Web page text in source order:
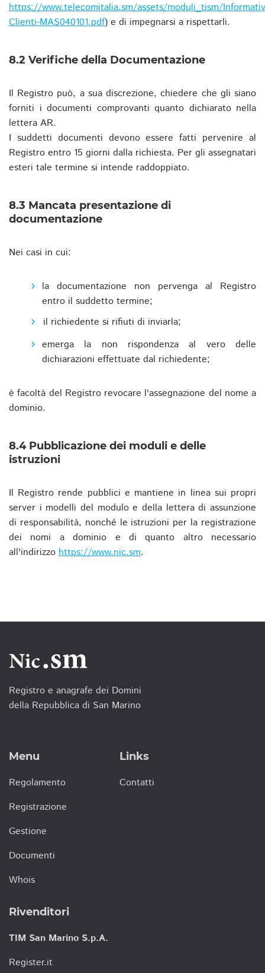
https://www.telecomitalia.sm/assets/moduli_tism/
Clienti-MAS040101.pdf) e di impegnarsi a rispettarli.
8.2 Verifiche della Documentazione
Il Registro può, a sua discrezione, chiedere che gli siano
forniti i documenti comprovanti quanto dichiarato nella
lettera AR.
I suddetti documenti devono essere fatti pervenire al
Registro entro 15 giorni dalla richiesta. Per gli assegnatari
esteri tale termine si intende raddoppiato.
8.3 Mancata presentazione di
documentazione
Nei casi in cui:
la documentazione non pervenga al Registro
entro il suddetto termine;
il richiedente si rifiuti di inviarla;
emerga la non rispondenza al vero delle
dichiarazioni effettuate dal richiedente;
è facoltà del Registro revocare l'assegnazione del nome a
dominio.
8.4 Pubblicazione dei moduli e delle
istruzioni
Il Registro rende pubblici e mantiene in linea sui propri
server i modelli del modulo e della lettera di assunzione
di responsabilità, nonché le istruzioni per la registrazione
dei nomi a dominio e di quanto altro necessario
all'indirizzo https://www.nic.sm.
Registro e anagrafe dei Domini
della Repubblica di San Marino
Menu
Regolamento
Registrazione
Gestione
Documenti
Whois
Links
Contatti
Rivenditori
TIM San Marino S.p.A.
Register.it